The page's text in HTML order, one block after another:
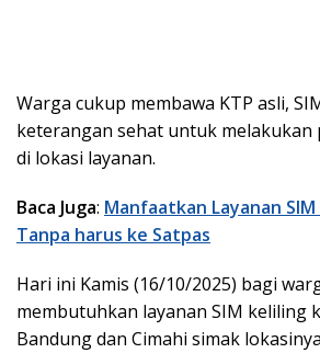
Warga cukup membawa KTP asli,
keterangan sehat untuk melakukan
di lokasi layanan.
Baca Juga: Manfaatkan Layanan
Tanpa harus ke Satpas
Hari ini Kamis (16/10/2025) bagi
membutuhkan layanan SIM keliling
Bandung dan Cimahi simak